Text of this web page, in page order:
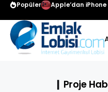
Popüler Apple’dan iPhone
Proje